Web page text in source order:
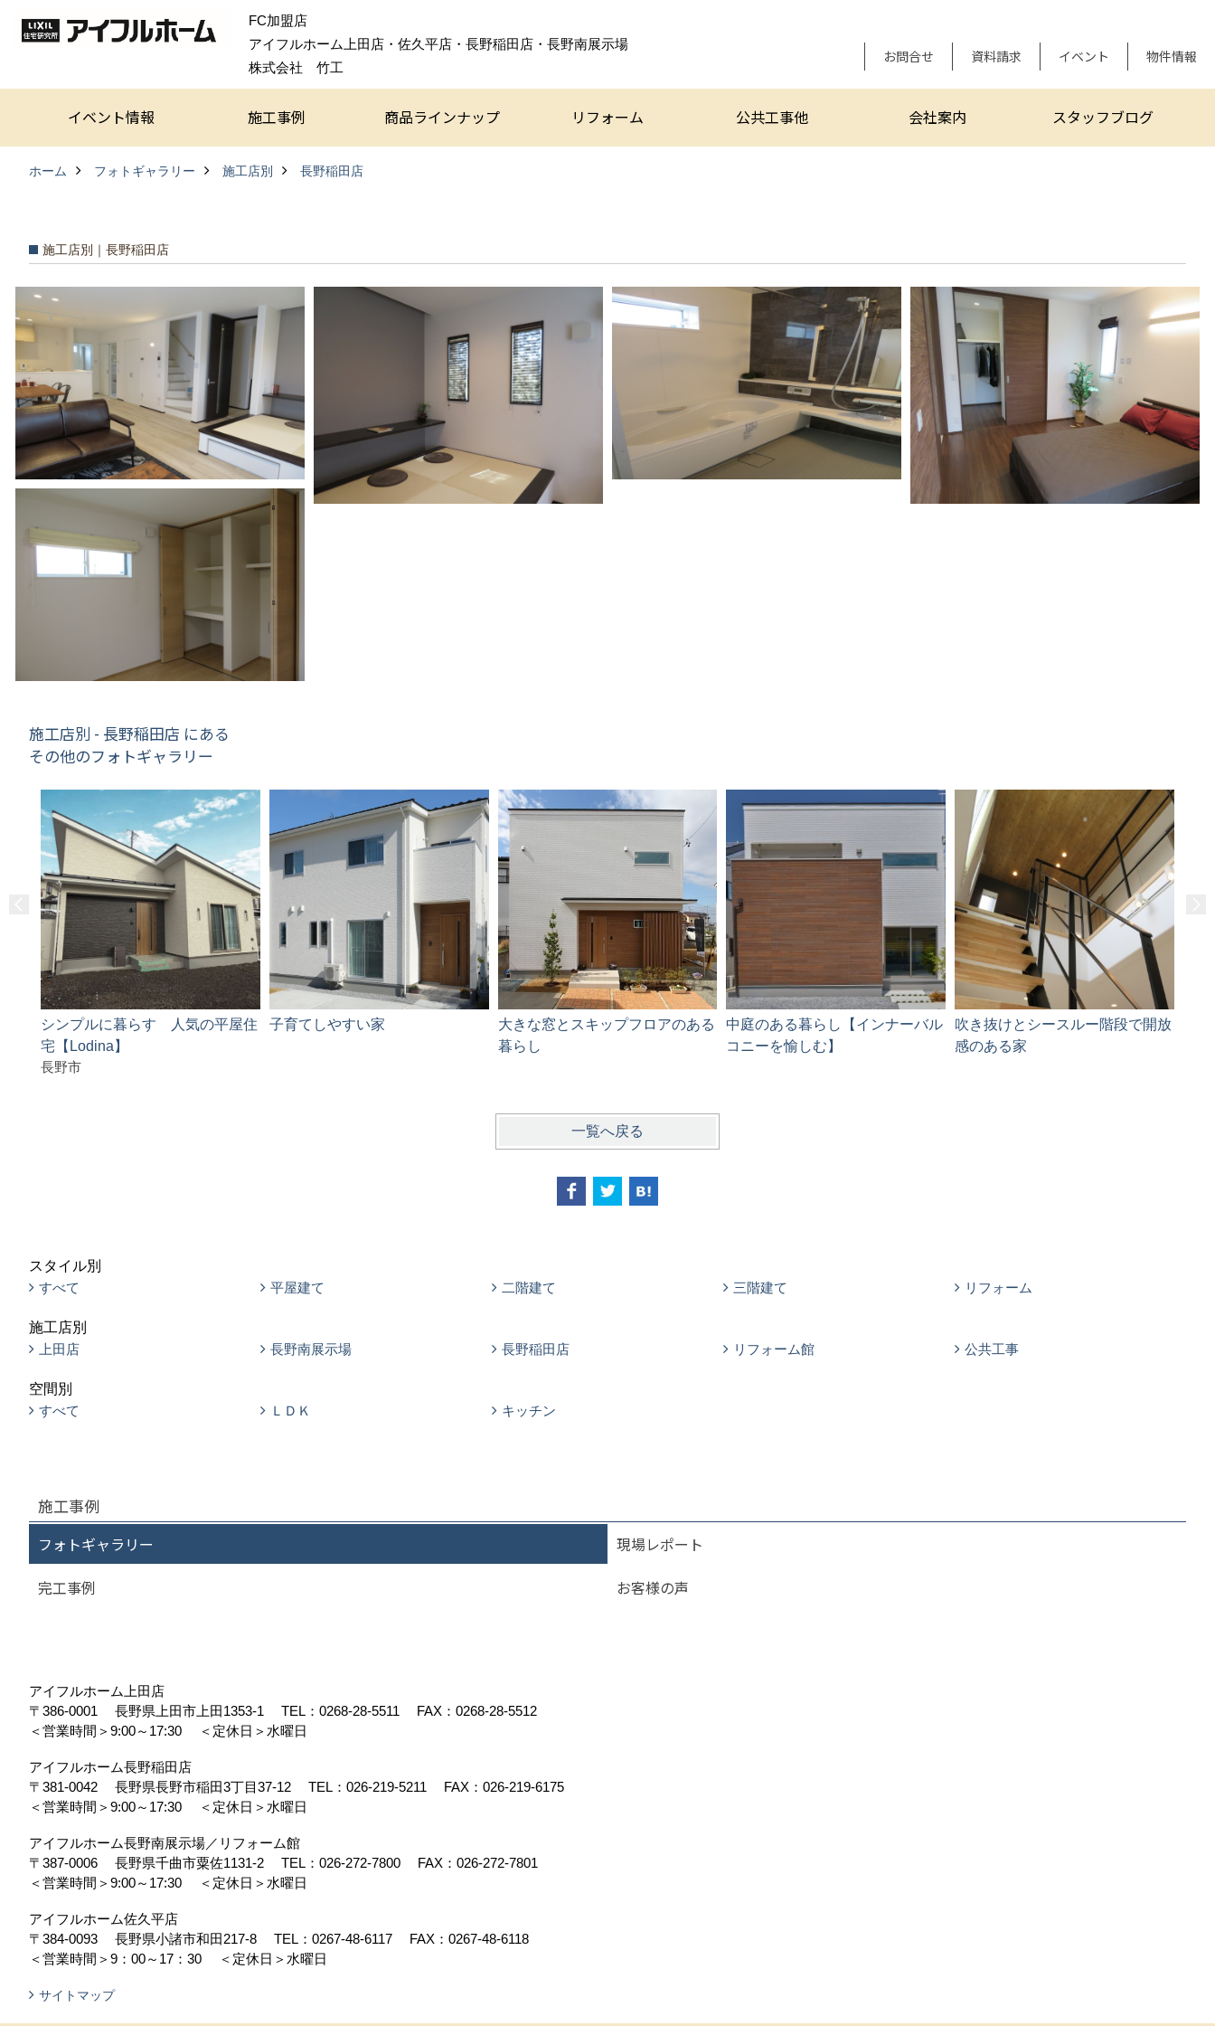
FC加盟店
アイフルホーム上田店・ 佐久平店・長野稲田店・ 長野南展示場
株式会社 竹工
お問合せ 資料請求 イベント 物件情報
イベント情報 施工事例 商品ラインナップ リフォーム 公共工事他 会社案内 スタッフブログ
ホーム フォトギャラリー 施工店別 長野稲田店
施工店別｜長野稲田店
施工店別 - 長野稲田店 にある
その他のフォトギャラリー
シンプルに暮らす 人気の平屋住
宅【Lodina】
長野市
子育てしやすい家
大きな窓とスキップフロアのある
暮らし
中庭のある暮らし【インナーバル
コニーを愉しむ】
吹き抜けとシースルー階段で開放
感のある家
一覧へ戻る
スタイル別
すべて
平屋建て 二階建て 三階建て リフォーム
施工店別
上田店
長野南展示場 長野稲田店 リフォーム館 公共工事
空間別
すべて
ＬＤＫ キッチン
施工事例
フォトギャラリー
現場レポート
完工事例
お客様の声
アイフルホーム上田店
〒386-0001
長野県上田市上田1353-1 TEL： 0268-28-5511
FAX：0268-28-5512
＜営業時間＞9:00～17:30
＜定休日＞水曜日
アイフルホーム長野稲田店
〒381-0042
長野県長野市稲田3丁目37-12 TEL： 026-219-5211
FAX：026-219-6175
＜営業時間＞9:00～17:30
＜定休日＞水曜日
アイフルホーム長野南展示場／リフォーム館
〒387-0006
長野県千曲市粟佐1131-2 TEL： 026-272-7800
FAX：026-272-7801
＜営業時間＞9:00～17:30
＜定休日＞水曜日
アイフルホーム佐久平店
〒384-0093
長野県小諸市和田217-8 TEL： 0267-48-6117
FAX：0267-48-6118
＜営業時間＞9：00～17：30
＜定休日＞水曜日
サイトマップ